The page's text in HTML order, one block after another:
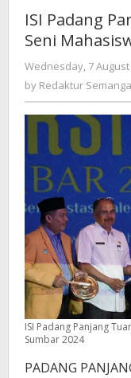
ISI Padang
Seni
Wednesday, 7 August
by Redaktur
ISI Padang Panjang
Sumbar 2024
PADANG